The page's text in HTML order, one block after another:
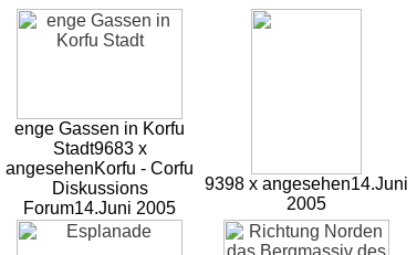
enge Gassen in Korfu
Stadt9683 x
angesehenKorfu - Corfu
Diskussions
Forum14.Juni 2005
9398 x angesehen14.Juni
2005